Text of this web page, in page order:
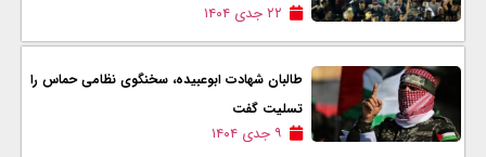
۲۲ جدی ۱۴۰۴
طالبان شهادت ابوعبیده، سخنگوی نظامی حماس را
تسلیت گفت
۹ جدی ۱۴۰۴